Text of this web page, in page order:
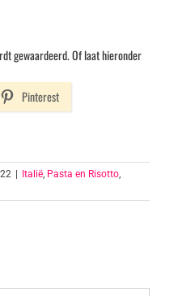
gewaardeerd. Of laat hieronder
Pinterest
| Italië Pasta en Risotto